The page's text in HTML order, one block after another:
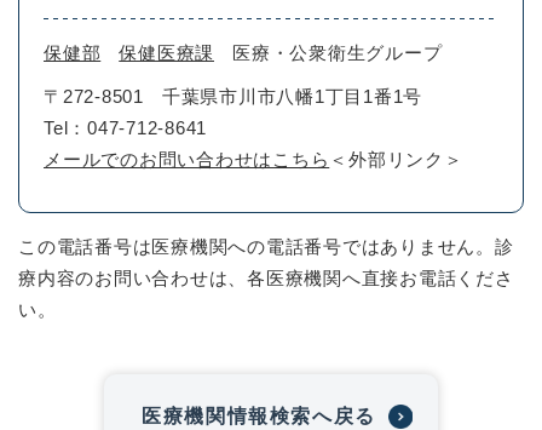
保健部 保健医療課 医療・公衆衛生グループ
〒272-8501
千葉県市川市八幡1丁目1番1号
Tel：047-712-8641
メールでのお問い合わせはこちら ＜外部リンク＞
この電話番号は医療機関への電話番号ではありません。診
療内容のお問い合わせは、各医療機関へ直接お電話くださ
い。
医療機関情報検索へ戻る